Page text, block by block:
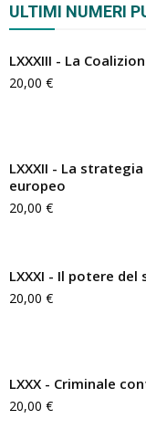
ULTIMI NUMERI
LXXXIII - La
20,00 €
LXXXII - La
europeo
20,00 €
LXXXI - Il potere del
20,00 €
LXXX - Criminale
20,00 €